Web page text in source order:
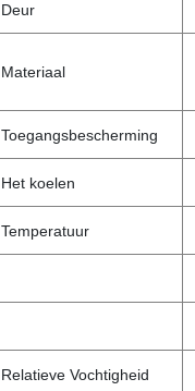
Deur
Materiaal
Toegangsbescherming
Het koelen
Temperatuur
Relatieve Vochtigheid